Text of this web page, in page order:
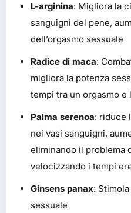
L-arginina: Migliora la
sanguigni del pene,
dell’orgasmo sessuale
Radice di maca:
migliora la potenza
tempi tra un orgasmo e
Palma serenoa: riduce
nei vasi sanguigni,
eliminando il problema
velocizzando i tempi
Ginsens panax:
sessuale